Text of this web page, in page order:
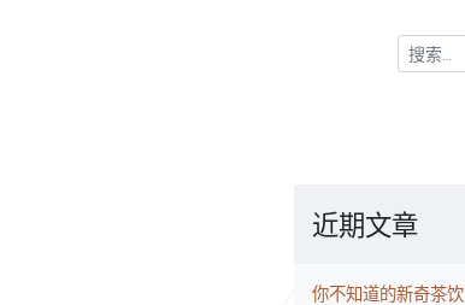
搜
索：
近期文章
你不知道的新奇茶饮